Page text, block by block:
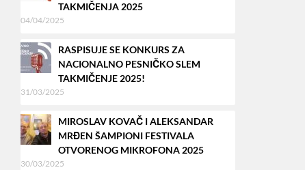
TAKMIČENJA 2025
04/04/2025
RASPISUJE SE KONKURS ZA
NACIONALNO PESNIČKO SLEM
TAKMIČENJE 2025!
31/03/2025
MIROSLAV KOVAČ I ALEKSANDAR
MRĐEN ŠAMPIONI FESTIVALA
OTVORENOG MIKROFONA 2025
30/03/2025